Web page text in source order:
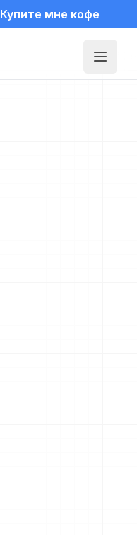
Купите мне кофе